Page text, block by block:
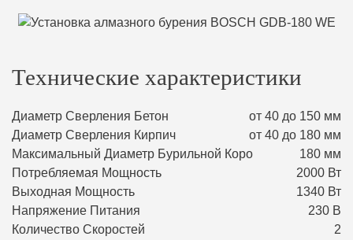
Технические характеристики
Диаметр Сверления Бетон
от 40 до 150 мм
Диаметр Сверления Кирпич
от 40 до 180 мм
Максимальный Диаметр Бурильной Коро
180 мм
Потребляемая Мощность
2000 Вт
Выходная Мощность
1340 Вт
Напряжение Питания
230 В
Количество Скоростей
2